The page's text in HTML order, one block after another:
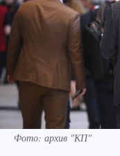
Фото: архив "КП"